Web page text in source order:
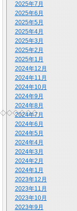
2025年7月
2025年6月
2025年5月
2025年4月
2025年3月
2025年2月
2025年1月
2024年12月
2024年11月
2024年10月
2024年9月
2024年8月
2024年7月
2024年6月
2024年5月
2024年4月
2024年3月
2024年2月
2024年1月
2023年12月
2023年11月
2023年10月
2023年9月